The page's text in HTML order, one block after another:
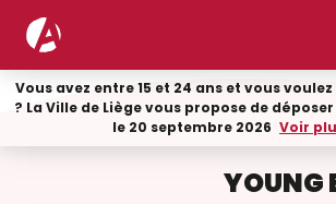
Vous avez entre 15 et 24 ans et vous
? La Ville de Liège vous propose de
le 20 septembre 2026 Voir
YOUNG